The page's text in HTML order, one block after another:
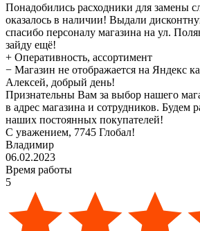
Понадобились расходники для замены
оказалось в наличии! Выдали
спасибо персоналу магазина на ул.
зайду ещё!
+ Оперативность, ассортимент
− Магазин не отображается на Яндекс
Алексей, добрый день!
Признательны Вам за выбор нашего
в адрес магазина и сотрудников. Будем
наших постоянных покупателей!
С уважением, 7745 Глобал!
Владимир
06.02.2023
Время работы
5